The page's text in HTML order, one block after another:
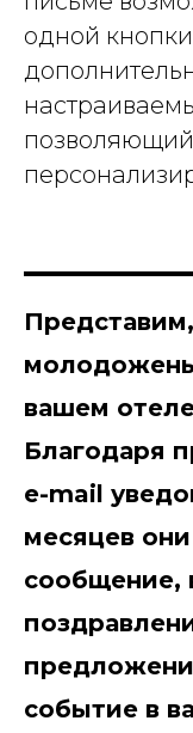
одной кнопки
позволяющий
вашем
Благодаря
e-mail
месяцев
сообщение,
событие в